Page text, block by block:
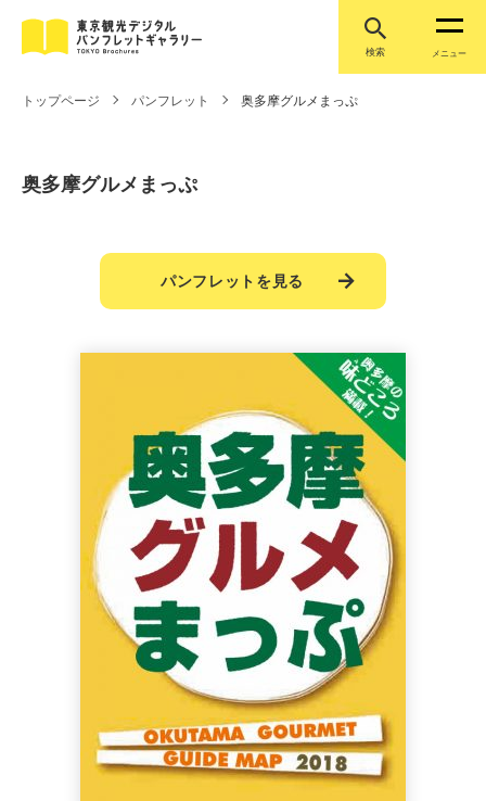
検索 メニュー
トップページ パンフレット 奥多摩グルメまっぷ
奥多摩グルメまっぷ
パンフレットを見る